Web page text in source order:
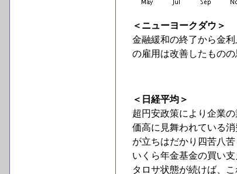
＜ニューヨークダウ＞
金融緩和の終了から金
の雇用は改善したものの
＜日経平均＞
超円安政策により企業
価高に見舞われている
が立ちはだかり四苦八苦
いくら年金基金の買い
タロサ状態が続けば、